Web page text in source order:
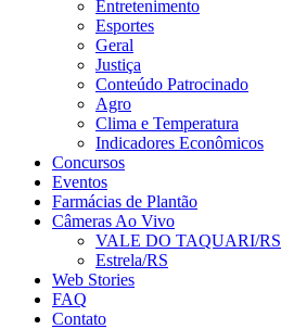
Entretenimento
Esportes
Geral
Justiça
Conteúdo Patrocinado
Agro
Clima e Temperatura
Indicadores Econômicos
Concursos
Eventos
Farmácias de Plantão
Câmeras Ao Vivo
VALE DO TAQUARI/RS
Estrela/RS
Web Stories
FAQ
Contato